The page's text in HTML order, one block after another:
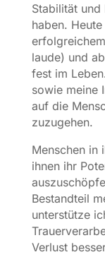
Stabilität
haben.
laude) und
fest im
sowie meine
auf die
zuzugehen.
Menschen in
ihnen ihr
Bestandteil
unterstütze
Verlust